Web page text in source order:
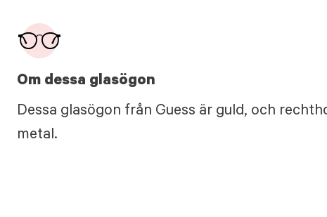
Om dessa glasögon
Dessa glasögon från Guess är guld, och
metal.